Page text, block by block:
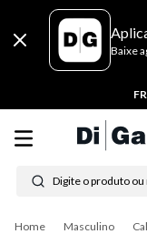
Baixe
Digite o produto ou
Masculino